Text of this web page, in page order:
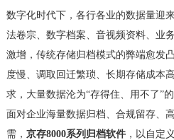
数字化时代下，各行各业的数据量迎
法卷宗、数字档案、音视频资料、业
激增，传统存储归档模式的弊端愈发
度慢、调取回迁繁琐、长期存储成本
求，大量数据沦为“存得住、用不了”的
面对企业海量数据归档、合规留存、
需， 京存8000系列归档软件，以自定